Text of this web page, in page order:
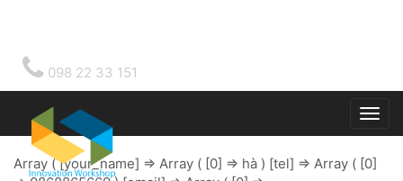
098 22 33 151
Array ( [your_name] => Array ( [0] => hà ) [tel] => Array ( [0]